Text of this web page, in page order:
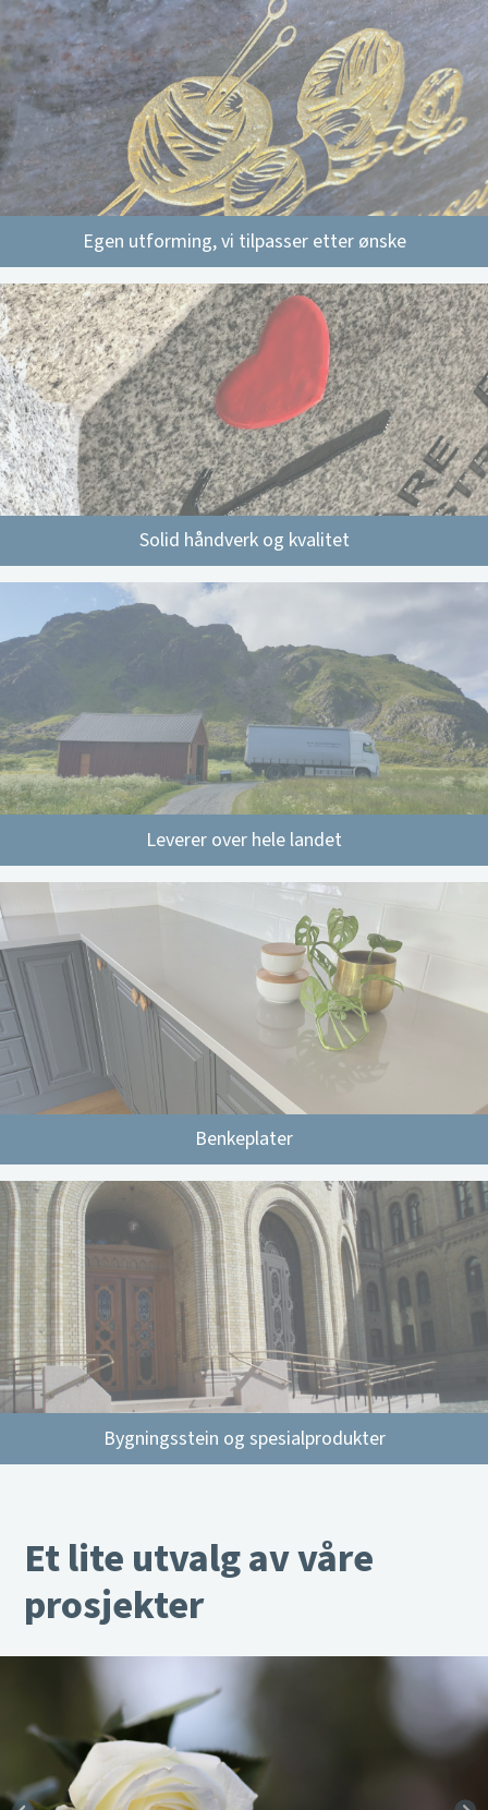
Egen utforming, vi tilpasser etter ønske
Solid håndverk og kvalitet
Leverer over hele landet
Benkeplater
Bygningsstein og spesialprodukter
Et lite utvalg av våre
prosjekter